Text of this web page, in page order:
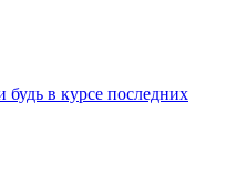
в курсе последних